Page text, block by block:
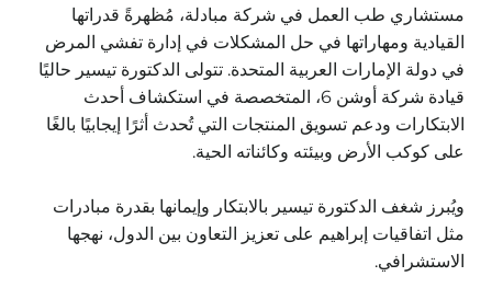
مستشاري طب العمل في شركة مبادلة، مُظهرةً قدراتها
القيادية ومهاراتها في حل المشكلات في إدارة تفشي المرض
في دولة الإمارات العربية المتحدة. تتولى الدكتورة تيسير حاليًا
قيادة شركة أوشن 6، المتخصصة في استكشاف أحدث
الابتكارات ودعم تسويق المنتجات التي تُحدث أثرًا إيجابيًا بالغًا
على كوكب الأرض وبيئته وكائناته الحية.
ويُبرز شغف الدكتورة تيسير بالابتكار وإيمانها بقدرة مبادرات
مثل اتفاقيات إبراهيم على تعزيز التعاون بين الدول، نهجها
الاستشرافي.